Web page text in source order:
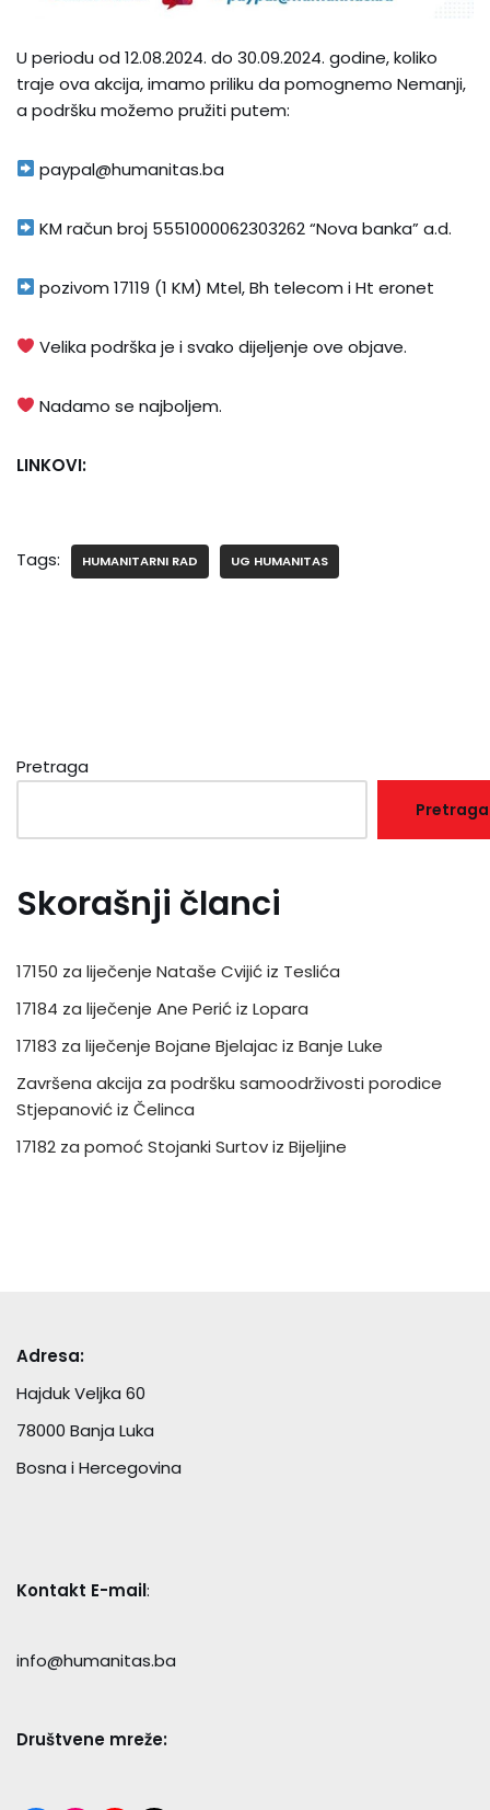
U periodu od 12.08.2024. do 30.09.2024. godine, koliko
traje ova akcija, imamo priliku da pomognemo Nemanji,
a podršku možemo pružiti putem:
paypal@humanitas.ba
KM račun broj 5551000062303262 “Nova banka” a.d.
pozivom 17119 (1 KM) Mtel, Bh telecom i Ht eronet
Velika podrška je i svako dijeljenje ove objave.
Nadamo se najboljem.
LINKOVI:
Tags: HUMANITARNI RAD UG HUMANITAS
Pretraga
Pretraga
Skorašnji članci
17150 za liječenje Nataše Cvijić iz Teslića
17184 za liječenje Ane Perić iz Lopara
17183 za liječenje Bojane Bjelajac iz Banje Luke
Završena akcija za podršku samoodrživosti porodice
Stjepanović iz Čelinca
17182 za pomoć Stojanki Surtov iz Bijeljine
Adresa:
Hajduk Veljka 60
78000 Banja Luka
Bosna i Hercegovina
Kontakt E-mail:
info@humanitas.ba
Društvene mreže: